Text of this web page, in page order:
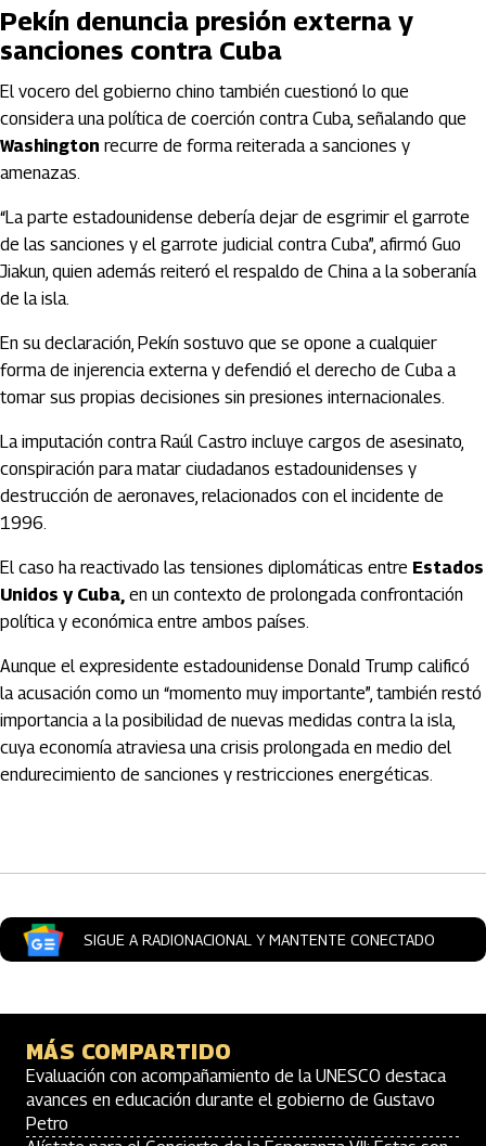
Pekín denuncia presión externa y
sanciones contra Cuba
El vocero del gobierno chino también cuestionó lo que
considera una política de coerción contraCuba, señalando que
Washington recurre de forma reiterada a sanciones y
amenazas.
“La parte estadounidense debería dejar de esgrimir el garrote
de las sanciones y el garrote judicial contra Cuba”, afirmó Guo
Jiakun, quien además reiteró el respaldo de China a la soberanía
de la isla.
En su declaración, Pekín sostuvo que se opone a cualquier
forma de injerencia externa y defendió el derecho de Cuba a
tomar sus propias decisiones sin presiones internacionales.
La imputación contraRaúl Castro incluye cargos de asesinato,
conspiración para matar ciudadanos estadounidenses y
destrucción de aeronaves, relacionados con el incidente de
1996.
El caso ha reactivado las tensiones diplomáticas entre Estados
Unidos y Cuba, en un contexto de prolongada confrontación
política y económica entre ambos países.
Aunque el expresidente estadounidense Donald Trump calificó
la acusación como un “momento muy importante”, también restó
importancia a la posibilidad de nuevas medidas contra la isla,
cuya economía atraviesa una crisis prolongada en medio del
endurecimiento de sanciones y restricciones energéticas.
SIGUE A RADIONACIONAL Y MANTENTE CONECTADO
MÁS COMPARTIDO
Evaluación con acompañamiento de la UNESCO destaca
avances en educación durante el gobierno de Gustavo
Petro